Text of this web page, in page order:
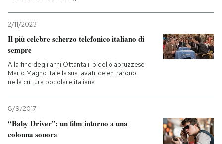
2/11/2023
Il più celebre scherzo telefonico italiano di
sempre
Alla fine degli anni Ottanta il bidello abruzzese
Mario Magnotta e la sua lavatrice entrarono
nella cultura popolare italiana
8/9/2017
“Baby Driver”: un film intorno a una
colonna sonora